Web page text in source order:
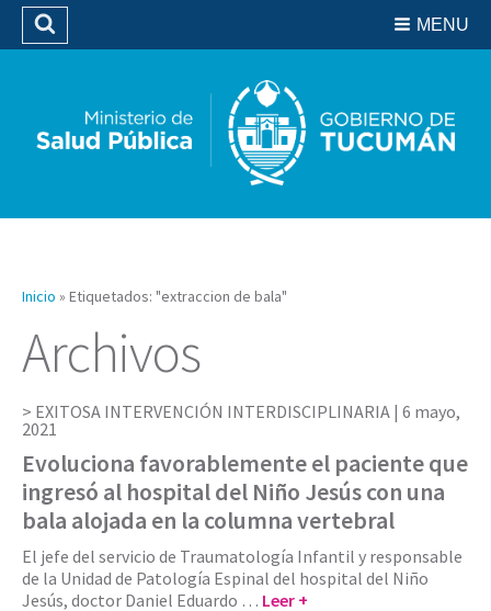
Biblioteca
MENU
Buscar
Inicio » Etiquetados: "extraccion de bala"
Archivos
EXITOSA INTERVENCIÓN INTERDISCIPLINARIA | 6 mayo,
2021
Evoluciona favorablemente el paciente que
ingresó al hospital del Niño Jesús con una
bala alojada en la columna vertebral
El jefe del servicio de Traumatología Infantil y responsable
de la Unidad de Patología Espinal del hospital del Niño
Jesús, doctor Daniel Eduardo … Leer +